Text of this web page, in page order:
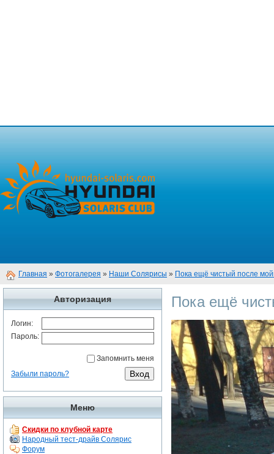
Главная » Фотогалерея » Наши Солярисы » Пока ещё чистый после
Авторизация
Логин:
Пароль:
Запомнить меня
Забыли пароль?
Меню
Скидки по клубной карте
Народный тест-драйв Солярис
Форум
Пока ещё